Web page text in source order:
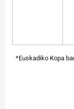
*Euskadiko Kopa